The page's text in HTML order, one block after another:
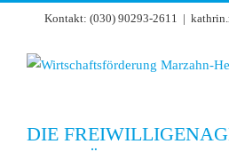
springen
Kontakt: (030) 90293-2611 |
DIE